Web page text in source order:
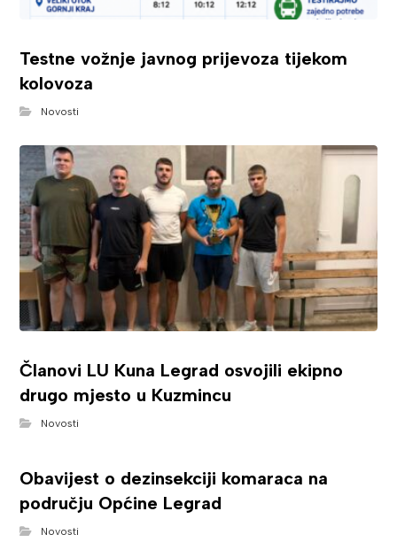
Testne vožnje javnog prijevoza tijekom
kolovoza
Novosti
Članovi LU Kuna Legrad osvojili ekipno
drugo mjesto u Kuzmincu
Novosti
Obavijest o dezinsekciji komaraca na
području Općine Legrad
Novosti